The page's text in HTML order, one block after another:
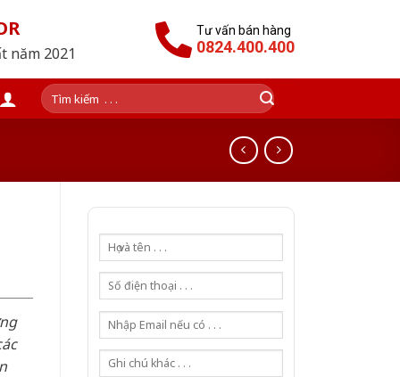
năm 2021
Tư vấn bán hàng
0824.400.400
Tìm
kiếm: